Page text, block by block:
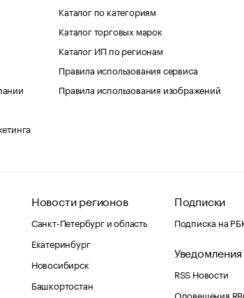
Каталог по категориям
Каталог торговых марок
Каталог ИП по регионам
Правила использования сервиса
Правила использования изображений
Новости регионов
Санкт-Петербург и область
Екатеринбург
Новосибирск
Башкортостан
Подписки
Подписка на
Уведомления
RSS Новости
Оповещения